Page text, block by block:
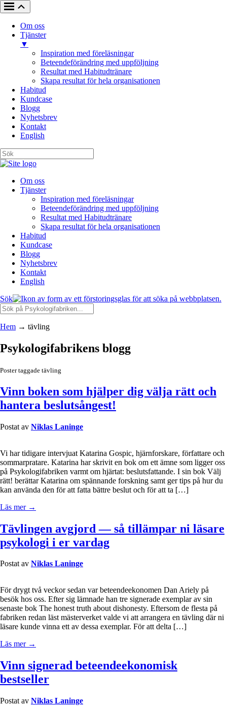
Om oss
Tjänster
▼
Inspiration med föreläsningar
Beteendeförändring med uppföljning
Resultat med Habitudtränare
Skapa resultat för hela organisationen
Habitud
Kundcase
Blogg
Nyhetsbrev
Kontakt
English
Om oss
Tjänster
Inspiration med föreläsningar
Beteendeförändring med uppföljning
Resultat med Habitudtränare
Skapa resultat för hela organisationen
Habitud
Kundcase
Blogg
Nyhetsbrev
Kontakt
English
Sök
Hem → tävling
Psykologifabrikens blogg
Poster taggade tävling
Vinn boken som hjälper dig välja rätt och
hantera beslutsångest!
Postat av Niklas Laninge
Vi har tidigare intervjuat Katarina Gospic, hjärnforskare, författare och
sommarpratare. Katarina har skrivit en bok om ett ämne som ligger oss
på Psykologifabriken varmt om hjärtat: beslutsfattande. I sin bok Välj
rätt! berättar Katarina om spännande forskning samt ger tips på hur du
kan använda den för att fatta bättre beslut och för att ta […]
Läs mer →
Tävlingen avgjord — så tillämpar ni läsare
psykologi i er vardag
Postat av Niklas Laninge
För drygt två veckor sedan var beteendeekonomen Dan Ariely på
besök hos oss. Efter sig lämnade han tre signerade exemplar av sin
senaste bok The honest truth about dishonesty. Eftersom de flesta på
fabriken redan läst mästerverket valde vi att arrangera en tävling där ni
läsare kunde vinna ett av dessa exemplar. För att delta […]
Läs mer →
Vinn signerad beteendeekonomisk
bestseller
Postat av Niklas Laninge